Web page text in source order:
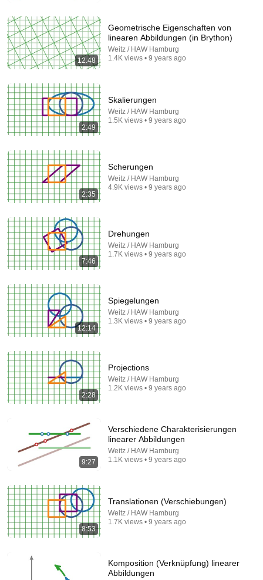
What is truth?
Weitz / HAW Hamburg
Auto-dubbed
18K views
If You Can Solve This, You're Smarter Than 99%!
Mathpiad
New 505 views
Wrong
Veritasium 9.8M views
12:48
Geometrische Eigenschaften von
linearen Abbildungen (in Brython)
Weitz / HAW Hamburg
1.4K views • 9 years ago
2:49
Skalierungen
Weitz / HAW Hamburg
1.5K views • 9 years ago
2:35
Scherungen
Weitz / HAW Hamburg
4.9K views • 9 years ago
7:46
Drehungen
Weitz / HAW Hamburg
1.7K views • 9 years ago
12:14
Spiegelungen
Weitz / HAW Hamburg
1.3K views • 9 years ago
2:28
Projections
Weitz / HAW Hamburg
1.2K views • 9 years ago
9:27
Verschiedene Charakterisierungen
linearer Abbildungen
Weitz / HAW Hamburg
1.1K views • 9 years ago
8:53
Translationen (Verschiebungen)
Weitz / HAW Hamburg
1.7K views • 9 years ago
Komposition (Verknüpfung) linearer
Abbildungen